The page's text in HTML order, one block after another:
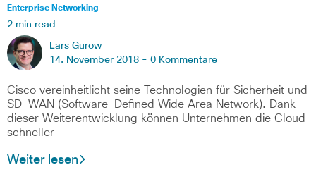
Enterprise Networking
2 min read
Lars Gurow
14. November 2018 - 0 Kommentare
Cisco vereinheitlicht seine Technologien für Sicherheit und
SD-WAN (Software-Defined Wide Area Network). Dank
dieser Weiterentwicklung können Unternehmen die Cloud
schneller
Weiter lesen